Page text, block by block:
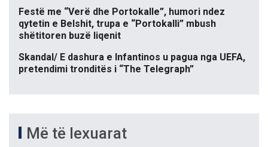
Festë me “Verë dhe Portokalle”, humori ndez
qytetin e Belshit, trupa e “Portokalli” mbush
shëtitoren buzë liqenit
Skandal/ E dashura e Infantinos u pagua nga UEFA,
pretendimi tronditës i “The Telegraph”
Më të lexuarat